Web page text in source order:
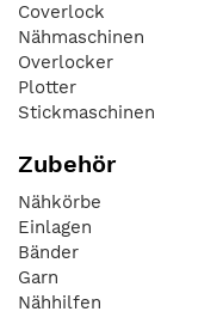
Coverlock
Nähmaschinen
Overlocker
Plotter
Stickmaschinen
Zubehör
Nähkörbe
Einlagen
Bänder
Garn
Nähhilfen